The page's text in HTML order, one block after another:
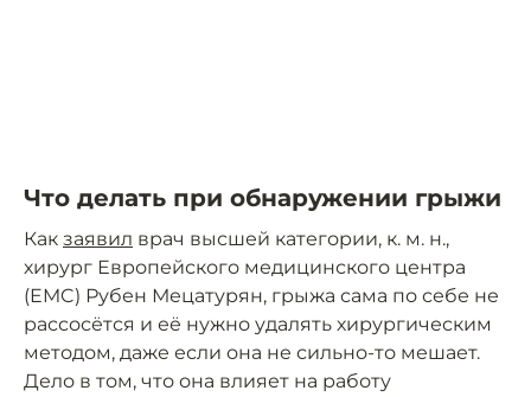
Что делать при обнаружении грыжи
Как заявил врач высшей категории, к. м. н.,
хирург Европейского медицинского центра
(EMC) Рубен Мецатурян, грыжа сама по себе не
рассосётся и её нужно удалять хирургическим
методом, даже если она не сильно-то мешает.
Дело в том, что она влияет на работу